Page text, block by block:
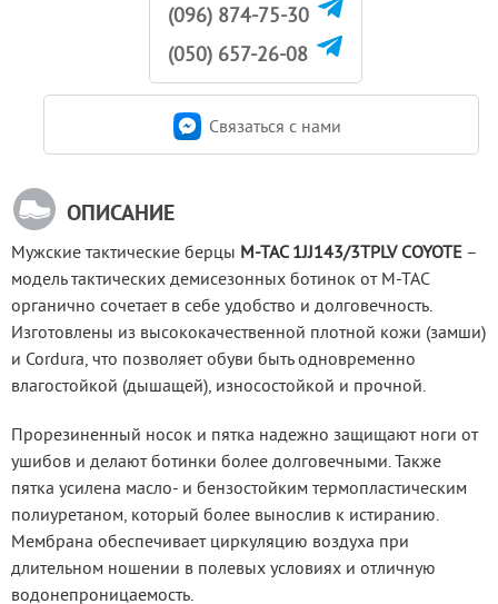
(096) 874-75-30
(050) 657-26-08
Связаться c нами
ОПИСАНИЕ
Мужские тактические берцы M-TAC 1JJ143/3TPLV COYOTE –
модель тактических демисезонных ботинок от M-TAC
органично сочетает в себе удобство и долговечность.
Изготовлены из высококачественной плотной кожи (замши)
и Cordura, что позволяет обуви быть одновременно
влагостойкой (дышащей), износостойкой и прочной.
Прорезиненный носок и пятка надежно защищают ноги от
ушибов и делают ботинки более долговечными. Также
пятка усилена масло- и бензостойким термопластическим
полиуретаном, который более вынослив к истиранию.
Мембрана обеспечивает циркуляцию воздуха при
длительном ношении в полевых условиях и отличную
водонепроницаемость.